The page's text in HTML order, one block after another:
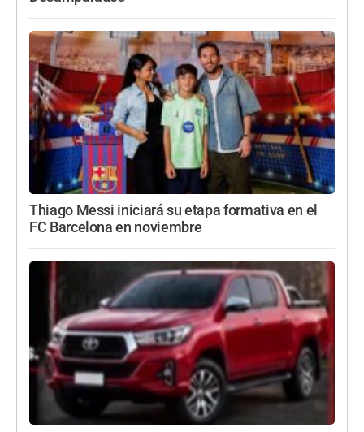
Thiago Messi iniciará su etapa formativa en el
FC Barcelona en noviembre